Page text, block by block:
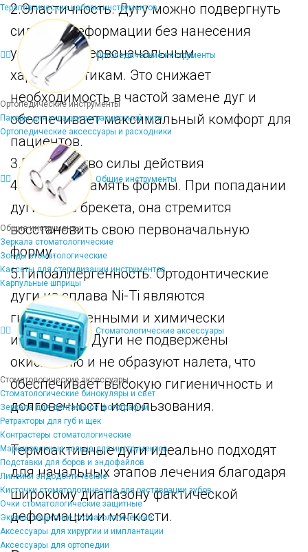
Терапевтические наборы инструментов
Ортопедические инструменты
Ортопедические инструменты
Пакеры для укладки ретракционной нити
Ортопедические аксессуары и расходники
Общие инструменты
Общие инструменты
Зеркала стоматологические
Зонды стоматологические
Кассеты для стерилизации инструментов
Карпульные шприцы
Стоматологические аксессуары
Стоматологические аксессуары
Стоматологические бинокуляры и свет
Зеркала для дентальной фотографии
Ретракторы для губ и щек
Контрастеры стоматологические
Маркировочные кольца для инструментов
Подставки для боров и эндофайлов
Линейки эндодонтические
Кисточки стоматологические для реставрации зубов
Очки стоматологические защитные
Экраны защитные стоматологические
Аксессуары для хирургии и имплантации
Аксессуары для ортопедии
2.Эластичность. Дугу можно подвергнуть
сильной деформации без нанесения
ущерба ее первоначальным
характеристикам. Это снижает
необходимость в частой замене дуг и
обеспечивает максимальный комфорт для
пациентов.
3.Постоянство силы действия
4.Хорошая память формы. При попадании
дуги в паз брекета, она стремится
восстановить свою первоначальную
форму.
5.Гипоаллергенность. Ортодонтические
дуги из сплава Ni-Ti являются
гипоаллергенными и химически
инертными. Дуги не подвержены
окислению и не образуют налета, что
обеспечивает высокую гигиеничность и
долговечность использования.
Термоактивные дуги идеально подходят
для начальных этапов лечения благодаря
широкому диапазону фактической
деформации и мягкости.